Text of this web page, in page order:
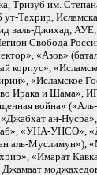
Тризуб им.
Тахрир,
валь-Джихад, АУЕ,
Свобода
«Азов»
корпус»,
«Исламское
Ирака и
война»
«Джабхат ан-
«УНА-УНСО»,
аль-Муслимун»),
«Имарат